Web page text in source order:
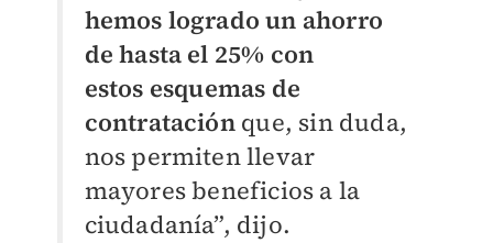
hemos logrado un ahorro
de hasta el 25% con
estos esquemas de
contrataciónque, sin duda,
nos permiten llevar
mayoresbeneficios a la
ciudadanía”, dijo.